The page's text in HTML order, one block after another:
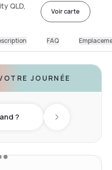
QLD,
Voir carte
FAQ
JOURNÉE
? Next day